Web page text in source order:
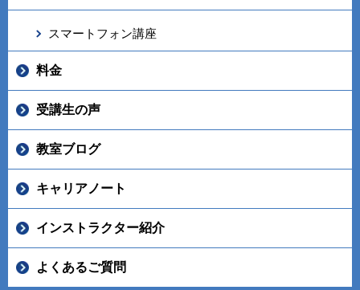
スマートフォン講座
料金
受講生の声
教室ブログ
キャリアノート
インストラクター紹介
よくあるご質問